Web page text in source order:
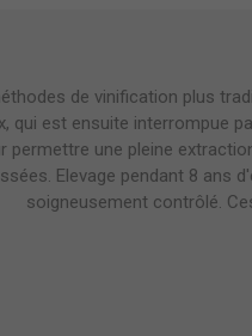
de vinification plus
qui est ensuite interrompue
permettre une pleine
Elevage pendant 8 ans
soigneusement contrôlé.